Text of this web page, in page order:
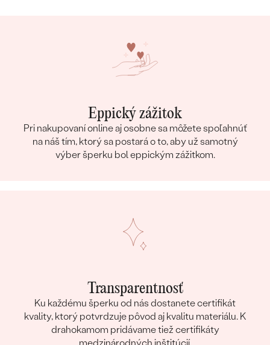
Eppický zážitok
Pri nakupovaní online aj osobne sa môžete spoľahnúť
na náš tím, ktorý sa postará o to, aby už samotný
výber šperku bol eppickým zážitkom.
Transparentnosť
Ku každému šperku od nás dostanete certifikát
kvality, ktorý potvrdzuje pôvod aj kvalitu materiálu. K
drahokamom pridávame tiež certifikáty
medzinárodných inštitúcií.